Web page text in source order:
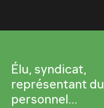
Élu, syndicat,
représentant du
personnel...